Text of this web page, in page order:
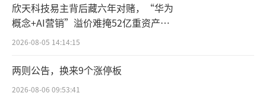
随着收入规模大幅增长，公司盈利能力得
到显著提升。从行业层面看，思特威业绩的暴
涨，也离不开智能手机和汽车电子领域的强势
表现。因为CIS被称为智能硬件的“视网膜”，
欣天科技易主背后藏六年对赌，“华为
概念+AI营销”溢价难掩52亿重资产考
验
2026-08-05 14:14:15
两则公告，换来9个涨停板
2026-08-06 09:53:41